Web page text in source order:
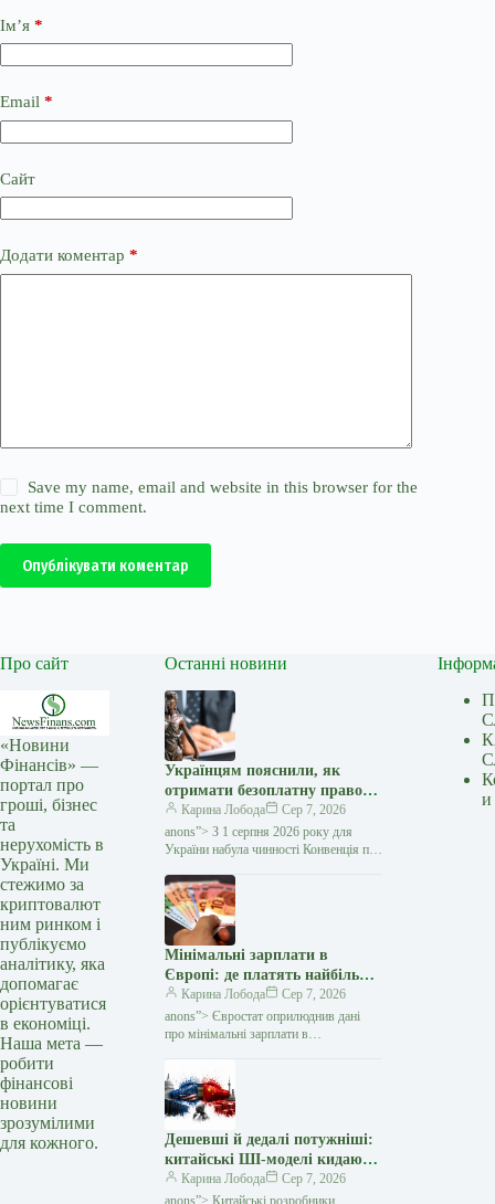
Ім’я *
Email *
Сайт
Додати коментар *
Save my name, email and website in this browser for the
next time I comment.
Опублікувати коментар
Про сайт
«Новини
Фінансів» —
портал про
гроші, бізнес
та
нерухомість в
Україні. Ми
стежимо за
криптовалют
ним ринком і
публікуємо
аналітику, яка
допомагає
орієнтуватися
в економіці.
Наша мета —
робити
фінансові
новини
зрозумілими
для кожного.
Останні новини
Українцям пояснили, як
отримати безоплатну правову
допомогу за кордоном:
покрокова інструкція —
Мінфін
Карина Лобода
Сер 7, 2026
anons”> З 1 серпня 2026 року для
України набула чинності Конвенція про
укладена в рамках Гаазької
конференції з міжнародного…
Мінімальні зарплати в
Європі: де платять найбільше
та яке місце посідає Україна
— Мінфін
Карина Лобода
Сер 7, 2026
anons”> Євростат оприлюднив дані
про мінімальні зарплати в
29…
Дешевші й дедалі потужніші:
китайські ШІ-моделі кидають
виклик OpenAI та Anthropic
— Мінфін
Карина Лобода
Сер 7, 2026
anons”> Китайські розробники
и